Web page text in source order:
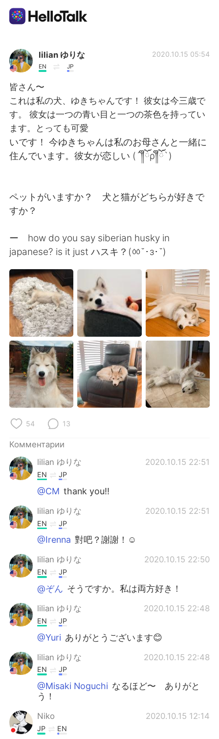
Приложение для Языкового Обмена
AI Grammar Checker
Русский
English 简体中文
العربية Français
Indonesia Italiano
Türkçe Tiếng Việt
Português
lilian ゆりな
EN JP
2020.10.15 05:54
皆さん〜
これは私の犬、ゆきちゃんです！ 彼女は今三歳で
す。 彼女は一つの青い目と一つの茶色を持ってい
ます。とっても可愛
いです！ 今ゆきちゃんは私のお母さんと一緒に
住んでいます。彼女が恋しい (´༎ຶོρ༎ຶོ`)
ペットがいますか？ 犬と猫がどちらが好きで
すか？
ー how do you say siberian husky in
japanese? is it just ハスキ？(ㆀ˘･з･˘)
54 13
Комментарии
lilian ゆりな
2020.10.15 22:51
EN JP
@CM thank you!!
lilian ゆりな 2020.10.15 22:51
EN JP
@Irenna 對吧？謝謝！☺️
lilian ゆりな 2020.10.15 22:50
EN JP
@ぞん そうですか。私は両方好き！
lilian ゆりな 2020.10.15 22:48
EN JP
@Yuri ありがとうございます😊
lilian ゆりな 2020.10.15 22:48
EN JP
@Misaki Noguchi なるほど〜 ありがと
う！
Niko 2020.10.15 12:14
JP EN